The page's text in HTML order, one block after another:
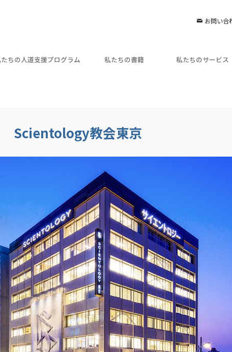
お問い合
ちの人道支援プログラム 私たちの書籍 私たちのサービス
Scientology教会東京